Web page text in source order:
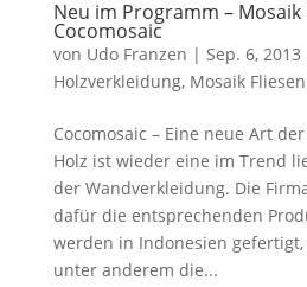
Neu im Programm – Mosaik
Cocomosaic
von Udo Franzen | Sep. 6, 2013
Holzverkleidung, Mosaik Fliesen
Cocomosaic – Eine neue Art
Holz ist wieder eine im Trend
der Wandverkleidung. Die
dafür die entsprechenden
werden in Indonesien
unter anderem die...